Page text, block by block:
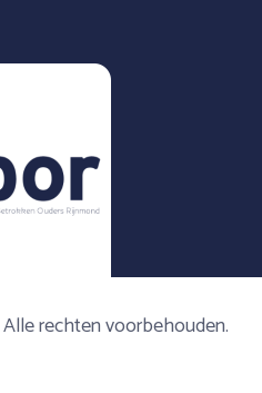
rechten voorbehouden.